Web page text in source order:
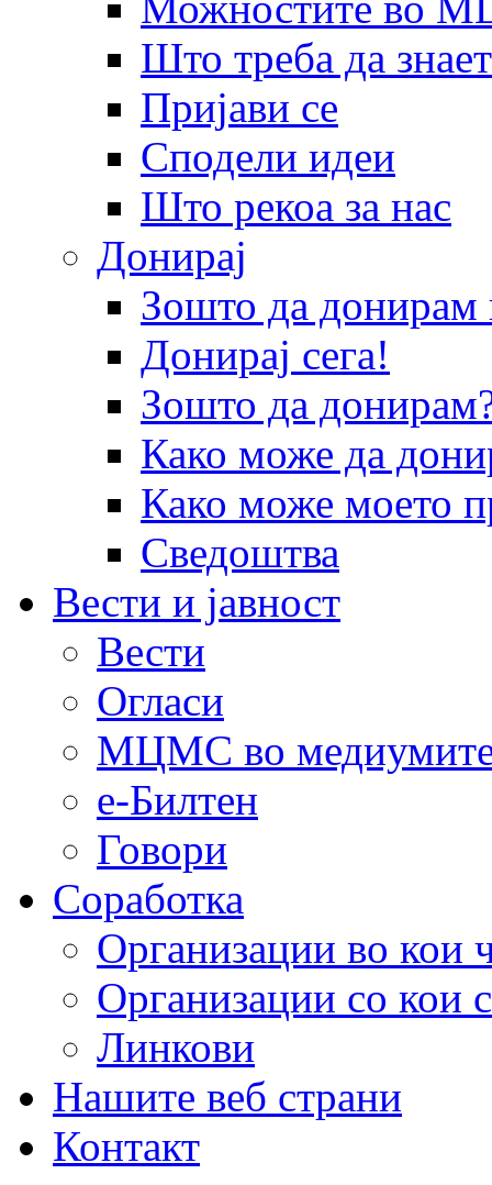
Што треба да
Пријави се
Сподели идеи
Што рекоа за нас
Донирај
Зошто да
Донирај сега!
Зошто да
Како може да
Како може моето
Сведоштва
Вести и јавност
Вести
Огласи
МЦМС во
е-Билтен
Говори
Соработка
Организации во кои
Организации со кои
Линкови
Нашите веб страни
Контакт